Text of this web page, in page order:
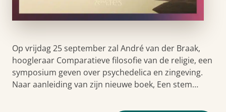
Op vrijdag 25 september zal André van der Braak,
hoogleraar Comparatieve filosofie van de religie, een
symposium geven over psychedelica en zingeving.
Naar aanleiding van zijn nieuwe boek, Een stem…